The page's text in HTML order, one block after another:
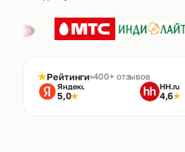
★Рейтинги 400+ отзывов
Яндекс
5,0★
HH.ru
4,6★